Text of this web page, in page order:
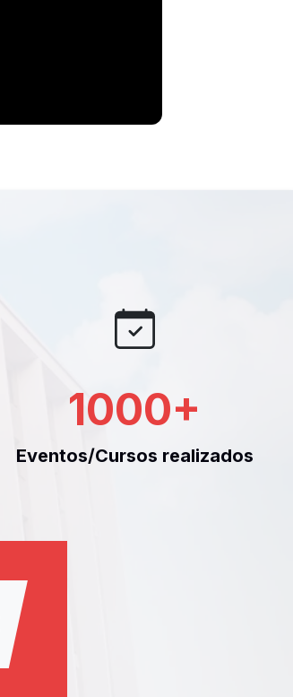
1000+
Eventos/Cursos realizados